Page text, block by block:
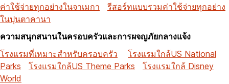
ค่าใช้จ่ายทุกอย่างในจาเมกา
รีสอร์ทแบบรวมค่าใช้จ่ายทุกอย่าง
ในปุนตาคานา
ความสนุกสนานในครอบครัวและการผจญภัยกลางแจ้ง
โรงแรมที่เหมาะสำหรับครอบครัว
โรงแรมใกล้US National
Parks
โรงแรมใกล้US Theme Parks
โรงแรมใกล้ Disney
World